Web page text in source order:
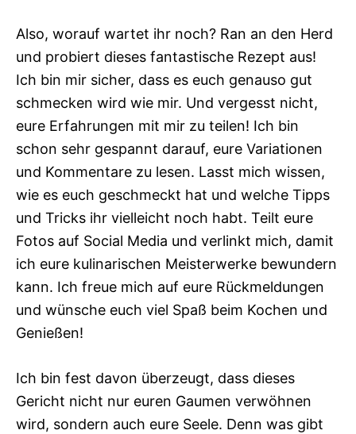
Also, worauf wartet ihr noch? Ran an den Herd
und probiert dieses fantastische Rezept aus!
Ich bin mir sicher, dass es euch genauso gut
schmecken wird wie mir. Und vergesst nicht,
eure Erfahrungen mit mir zu teilen! Ich bin
schon sehr gespannt darauf, eure Variationen
und Kommentare zu lesen. Lasst mich wissen,
wie es euch geschmeckt hat und welche Tipps
und Tricks ihr vielleicht noch habt. Teilt eure
Fotos auf Social Media und verlinkt mich, damit
ich eure kulinarischen Meisterwerke bewundern
kann. Ich freue mich auf eure Rückmeldungen
und wünsche euch viel Spaß beim Kochen und
Genießen!
Ich bin fest davon überzeugt, dass dieses
Gericht nicht nur euren Gaumen verwöhnen
wird, sondern auch eure Seele. Denn was gibt